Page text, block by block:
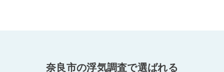
奈良市の浮気調査で選ばれる